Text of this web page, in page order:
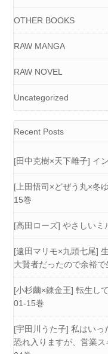
OTHER BOOKS
RAW MANGA
RAW NOVEL
Uncategorized
Recent Posts
[田中克樹×天下雌子] イ
[上田悟司×どぜう丸×冬
15巻
[高田ローズ] やさしいミ
[遠田マリモ×九頭七尾]
大賢者だったので余裕
[小杉繭×錬金王] 転生し
01-15巻
[宇田川うた子] 私はい
恐れ入りますが、営業